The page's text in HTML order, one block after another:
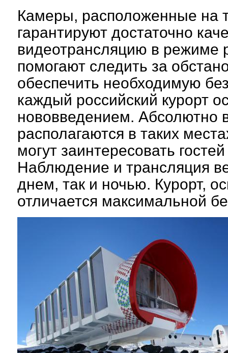
Камеры, расположенные на
гарантируют достаточно
видеотрансляцию в режиме
помогают следить за
обеспечить необходимую
каждый российский курорт
нововведением. Абсолютно
располагаются в таких
могут заинтересовать
Наблюдение и трансляция
днем, так и ночью. Курорт,
отличается максимальной